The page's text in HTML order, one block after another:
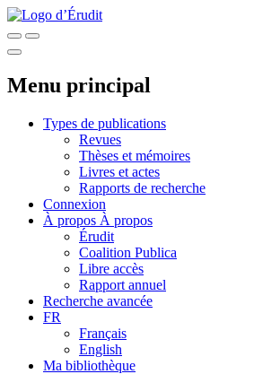
Menu principal
Types de publications
Revues
Thèses et mémoires
Livres et actes
Rapports de recherche
Connexion
À propos À propos
Érudit
Coalition Publica
Libre accès
Rapport annuel
Recherche avancée
FR
Français
English
Ma bibliothèque